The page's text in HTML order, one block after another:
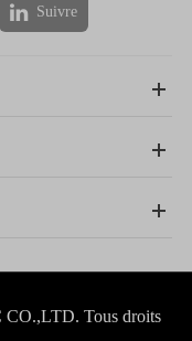
Suivre
CO.,LTD. Tous droits